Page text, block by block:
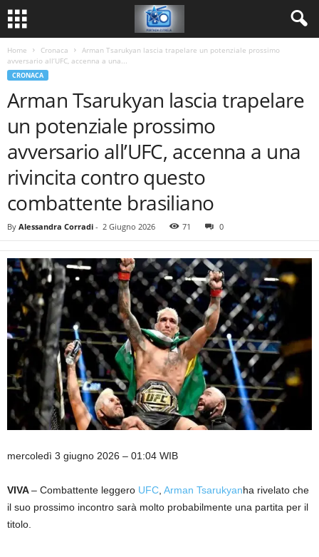
Home Cronaca
Arman Tsarukyan lascia trapelare un potenziale prossimo
avversario all’UFC, accenna a una...
CRONACA
Arman Tsarukyan lascia trapelare
un potenziale prossimo
avversario all’UFC, accenna a una
rivincita contro questo
combattente brasiliano
By Alessandra Corradi - 2 Giugno 2026 71 0
mercoledì 3 giugno 2026 – 01:04 WIB
VIVA– Combattente leggero UFC Arman Tsarukyanha rivelato che
il suo prossimo incontro sarà molto probabilmente una partita per il
titolo.